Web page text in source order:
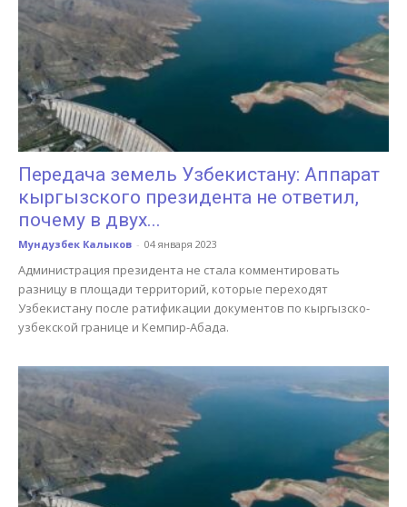
Передача земель Узбекистану: Аппарат
кыргызского президента не ответил,
почему в двух...
Мундузбек Калыков - 04 января 2023
Администрация президента не стала комментировать
разницу в площади территорий, которые переходят
Узбекистану после ратификации документов по кыргызско-
узбекской границе и Кемпир-Абада.